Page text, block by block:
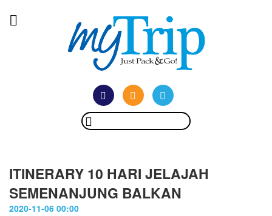
ITINERARY 10 HARI JELAJAH
SEMENANJUNG BALKAN
2020-11-06 00:00